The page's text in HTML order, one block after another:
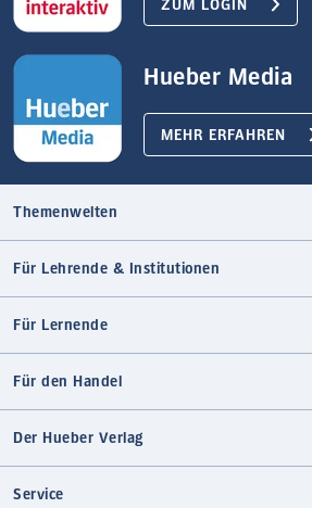
ZUM LOGIN
Hueber Media
MEHR ERFAHREN
Themenwelten
Für Lehrende & Institutionen
Für Lernende
Für den Handel
Der Hueber Verlag
Service